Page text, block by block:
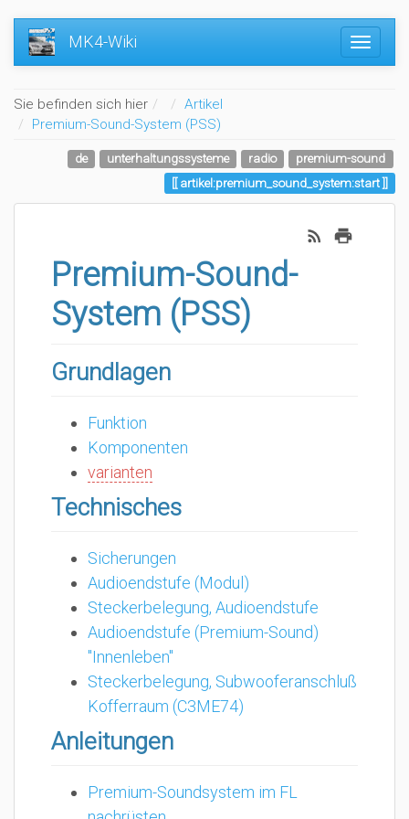
MK4-Wiki
Sie befinden sich hier Home
Artikel
Premium-Sound-System (PSS)
de unterhaltungssysteme radio
premium-sound
artikel:premium_sound_system:start
Premium-Sound-
System (PSS)
Grundlagen
Funktion
Komponenten
varianten
Technisches
Sicherungen
Audioendstufe (Modul)
Steckerbelegung, Audioendstufe
Audioendstufe (Premium-Sound)
"Innenleben"
Steckerbelegung, Subwooferanschluß
Kofferraum (C3ME74)
Anleitungen
Premium-Soundsystem im FL